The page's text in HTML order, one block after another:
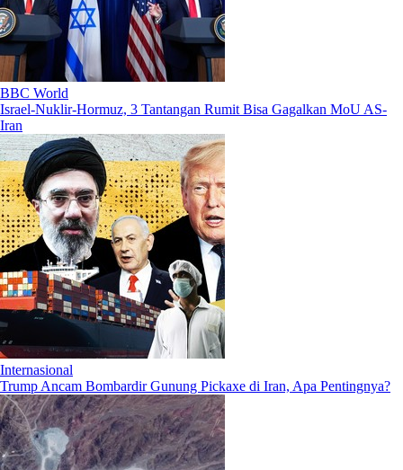
BBC World
Israel-Nuklir-Hormuz, 3 Tantangan Rumit Bisa Gagalkan MoU AS-
Iran
Internasional
Trump Ancam Bombardir Gunung Pickaxe di Iran, Apa Pentingnya?